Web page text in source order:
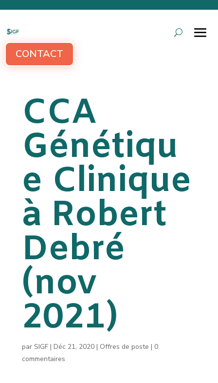
CONTACT
CCA
Génétiqu
e Clinique
à Robert
Debré
(nov
2021)
par SIGF| Déc 21, 2020| Offres de poste | 0
commentaires